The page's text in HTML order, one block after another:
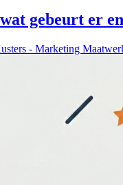
gebeurt er
- Marketing